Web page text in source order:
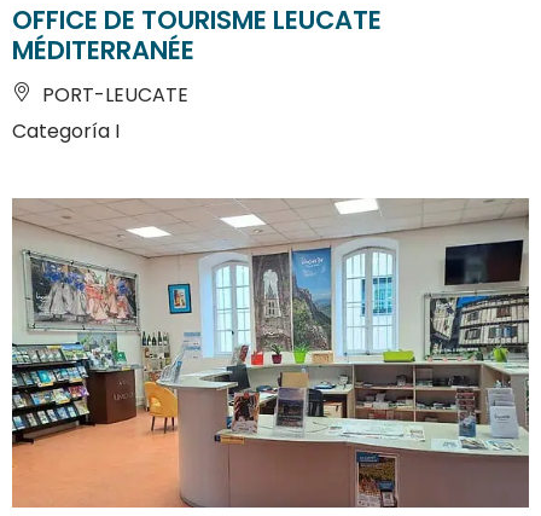
OFFICE DE TOURISME LEUCATE
MÉDITERRANÉE
PORT-LEUCATE
Categoría I